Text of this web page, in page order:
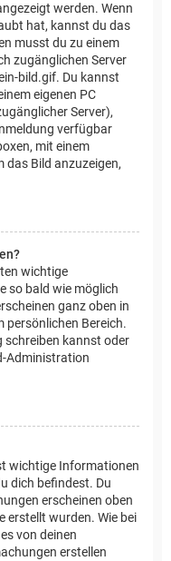
werden. Wenn
hat, kannst du das
musst du zu einem
zugänglichen Server
bild.gif. Du kannst
eigenen PC
Server),
verfügbar
mit einem
das Bild anzuzeigen,
wichtige
so bald wie möglich
ganz oben in
persönlichen Bereich.
schreiben kannst oder
Administration
wichtige Informationen
dich befindest. Du
erscheinen oben
erstellt wurden. Wie bei
von deinen
erstellen